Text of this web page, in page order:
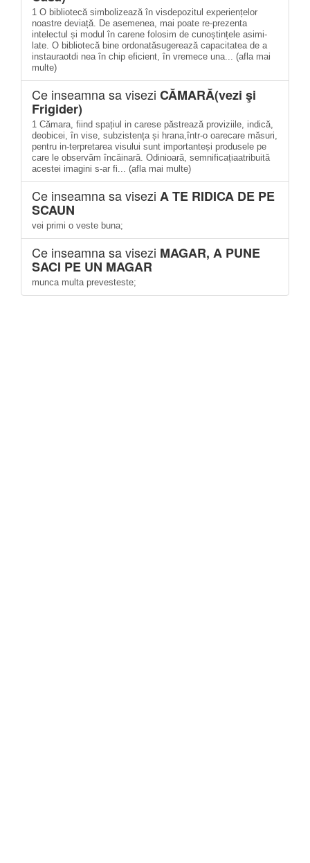
1 O bibliotecă simbolizează în visdepozitul experiențelor
noastre deviață. De asemenea, mai poate re-prezenta
intelectul și modul în carene folosim de cunoștințele asimi-
late. O bibliotecă bine ordonatăsugerează capacitatea de a
instauraotdi nea în chip eficient, în vremece una... (afla mai
multe)
Ce inseamna sa visezi CĂMARĂ(vezi şi
Frigider)
1 Cămara, fiind spațiul in carese păstrează proviziile, indică,
deobicei, în vise, subzistența și hrana,într-o oarecare măsuri,
pentru in-terpretarea visului sunt importanteși produsele pe
care le observăm încăinară. Odinioară, semnificațiaatribuită
acestei imagini s-ar fi... (afla mai multe)
Ce inseamna sa visezi A TE RIDICA DE PE
SCAUN
vei primi o veste buna;
Ce inseamna sa visezi MAGAR, A PUNE
SACI PE UN MAGAR
munca multa prevesteste;